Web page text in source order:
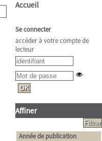
Accueil
Se connecter
accéder à votre compte de
lecteur
Affiner
Année de publication